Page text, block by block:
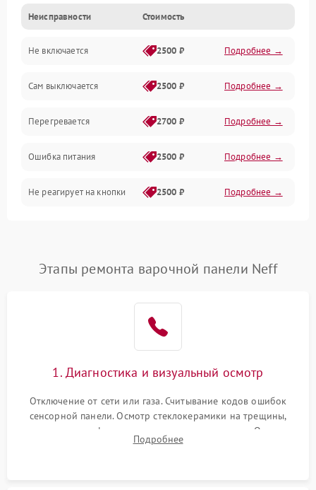
Неисправности Стоимость
Не включается 2500 ₽ Подробнее →
Сам выключается 2500 ₽ Подробнее →
Перегревается 2700 ₽ Подробнее →
Ошибка питания 2500 ₽ Подробнее →
Не реагирует на кнопки 2500 ₽ Подробнее →
Этапы ремонта варочной панели Neff
1. Диагностика и визуальный осмотр
Отключение от сети или газа. Считывание кодов ошибок
сенсорной панели. Осмотр стеклокерамики на трещины,
проверка конфорок на равномерность нагрева. Опрос
клиента о симптомах (не включается, не видит посуду,
Подробнее